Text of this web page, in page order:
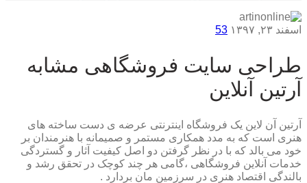
اسفند ۲۳, ۱۳۹۷ 53
طراحی سایت فروشگاهی مشابه
آرتین آنلاین
آرتین آن لاين یک فروشگاه اینترنتی عرضه ی دست ساخته های
هنری است که به مدد همکاری مستمر و صمیمانه با هنرمندان بر
خود می بالد که با در نظر گرفتن دو اصل کیفیت آثار و گستردگی
خدمات آنلاین فروشگاهی ،گامی هر چند کوچک در تحقق رشد و
بالندگی اقتصاد هنری در سرزمین مان بردارد .